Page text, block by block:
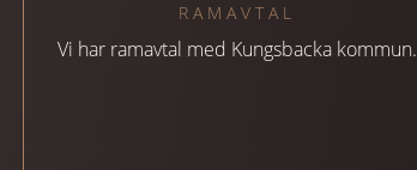
RAMAVTAL
Vi har ramavtal med Kungsbacka kommun.